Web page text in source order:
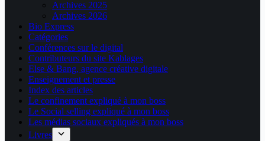
Archives 2025
Archives 2026
Bio Express
Catégories
Conférences sur le digital
Contributeurs du site Kablages
Else & Bang, agence créative digitale
Enseignement et presse
Index des articles
Le confinement expliqué à mon boss
Le Social selling expliqué à mon boss
Les médias sociaux expliqués à mon boss
Livres